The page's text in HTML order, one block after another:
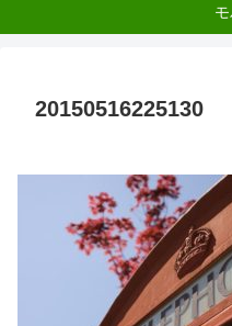
20150516225130